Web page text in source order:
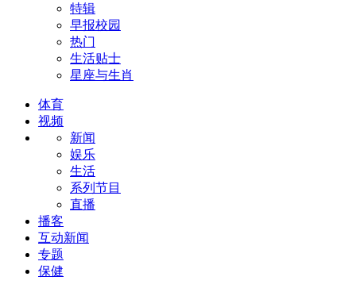
特辑
早报校园
热门
生活贴士
星座与生肖
体育
视频
新闻
娱乐
生活
系列节目
直播
播客
互动新闻
专题
保健